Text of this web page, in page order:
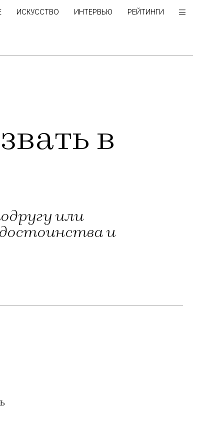
ИСКУССТВО ИНТЕРВЬЮ РЕЙТИНГИ
в
или
и